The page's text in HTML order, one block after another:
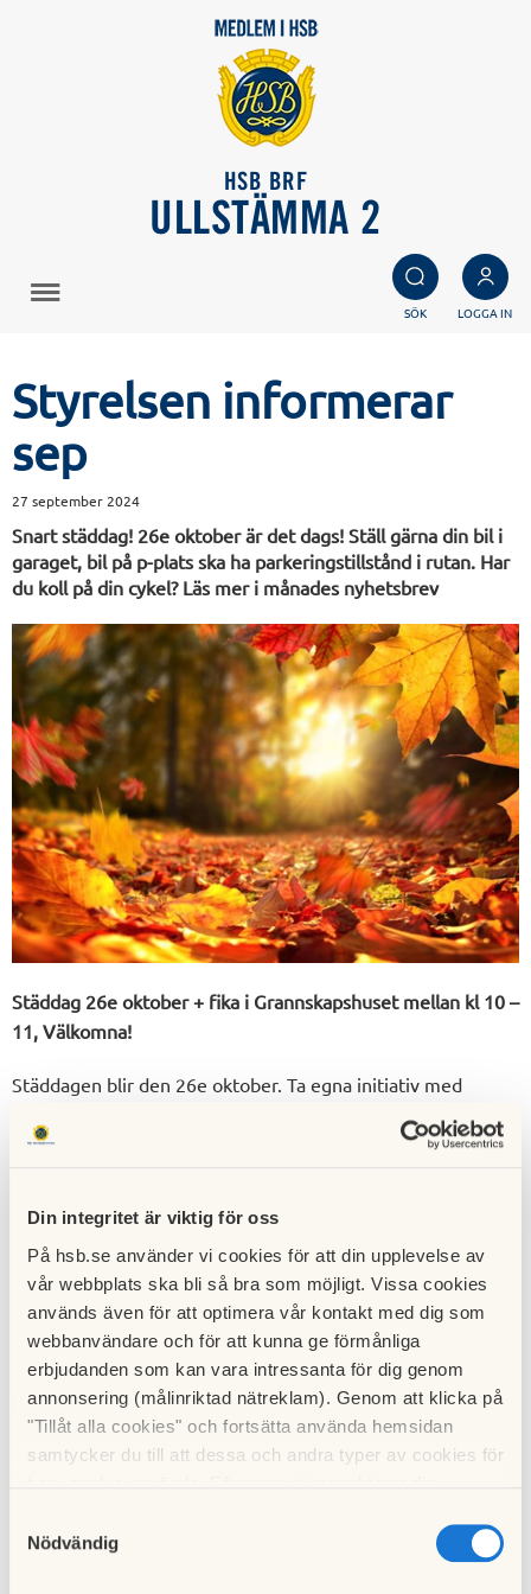
Din integritet är viktig för oss
På hsb.se använder vi cookies för att din upplevelse av
vår webbplats ska bli så bra som möjligt. Vissa cookies
används även för att optimera vår kontakt med dig som
webbanvändare och för att kunna ge förmånliga
erbjudanden som kan vara intressanta för dig genom
annonsering (målinriktad nätreklam). Genom att klicka på
"Tillåt alla cookies" och fortsätta använda hemsidan
samtycker du till att dessa och andra typer av cookies för
cookies och välja att endast tillåta ett urval.
Nödvändig
HSB BRF
ULLSTÄMMA 2
SÖK LOGGA IN
Styrelsen informerar
sep
27 september 2024
Snart städdag! 26e oktober är det dags! Ställ gärna din bil i
garaget, bil på p-plats ska ha parkeringstillstånd i rutan. Har
du koll på din cykel? Läs mer i månades nyhetsbrev
Städdag 26e oktober + fika i Grannskapshuset mellan kl 10 –
11, Välkomna!
Städdagen blir den 26e oktober. Ta egna initiativ med
grenar och kvistar, kommer finnas på två ställen, obs om
grenar och träd innande läggs i containern. Tips på vad som
behöver göras:
1. Samla in grenar från trädklippningen och lägg i
containrarna
2. Sanden i sandlådorna ska grävas om, fyll på sand
under gungorna
3. Om någon lekutrustning har gröna beläggningar –
tvätta med tex diskmedel
5. Något sop-/återvinningsrum eller trädgårdsförråd
kanske behöver städas?